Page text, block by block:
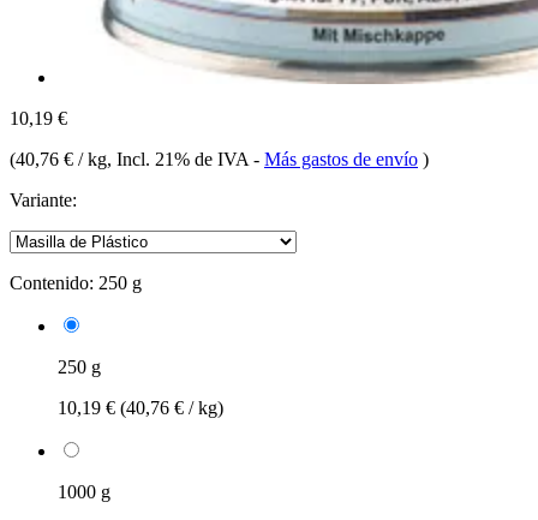
10,19 €
(40,76 € / kg, Incl. 21% de IVA - Más gastos de envío )
Variante:
Contenido: 250 g
250 g
10,19 € (40,76 € / kg)
1000 g